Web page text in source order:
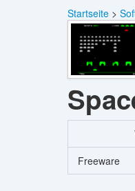
Startseite
Freeware